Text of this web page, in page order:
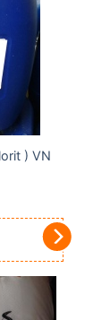
Add to
wishlist
) VN